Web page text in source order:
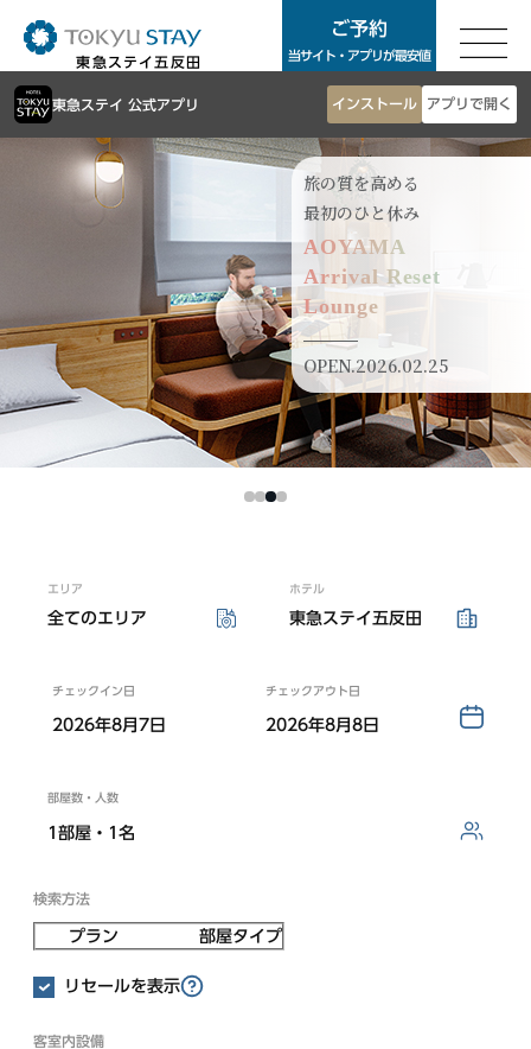
東急ステイ 公式アプリ インストール アプリで開く
東急ステイ五反田
ご予約
当サイト・アプリが最安値
ご予約
東急ステイTOP
客室案内
お知らせ
アクセス
よくあるご質問
サステナビリティ
お問合せ
法人予約
団体予約
ホテル一覧
ホテル予約なら
『東急ステイ公式アプリ』
東京エリア
銀座・築地・新橋エリア
東急ステイ銀座
東急ステイ築地
東急ステイ新橋
渋谷・青山・目黒・世田谷エリア
東急ステイ渋谷
東急ステイ渋谷 新南口
東急ステイ青山プレミア
東急ステイ四谷
東急ステイ池袋
旅の質を高める
最初のひと休み
AOYAMA
Arrival Reset
Lounge
OPEN.2026.02.25
エリア
全てのエリア
ホテル
東急ステイ五反田
チェックイン日
2026年8月7日
チェックアウト日
2026年8月8日
部屋数・人数
1部屋・1名
検索方法
プラン 部屋タイプ
リセールを表示
客室内設備